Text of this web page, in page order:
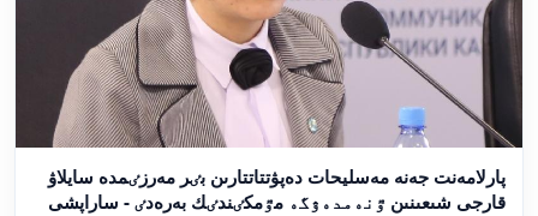
پارلامەنت جەنە مەسليحات دەپۋتتاتتارىن بٸر مەرزٸمدە سايلاۋ
قارجى شىعىنىن ٷنەمدەۋگە مٷمكٸندٸك بەرەدٸ - ساراپشى